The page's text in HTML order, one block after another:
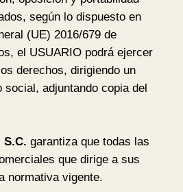
según lo dispuesto en
(UE) 2016/679 de
el USUARIO podrá ejercer
derechos, dirigiendo un
adjuntando copia del
garantiza que todas las
que dirige a sus
normativa vigente.